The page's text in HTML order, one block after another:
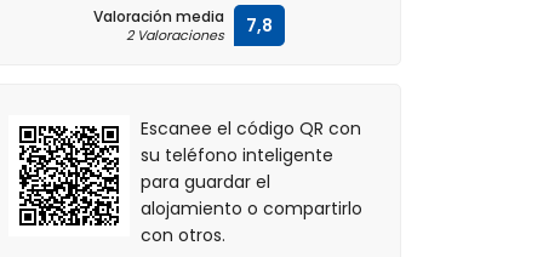
Valoración media
2 Valoraciones 7,8
Escanee el código QR con
su teléfono inteligente
para guardar el
alojamiento o compartirlo
con otros.